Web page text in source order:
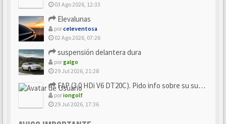
03 Ago 2026, 12:33
Elevalunas
porceleventosa
02 Ago 2026, 07:26
suspensión delantera dura
porgalgo
29 Jul 2026, 21:28
FAP (3.0 HDi V6 DT20C). Pido info sobre su sustitución
poriongolf
29 Jul 2026, 17:36